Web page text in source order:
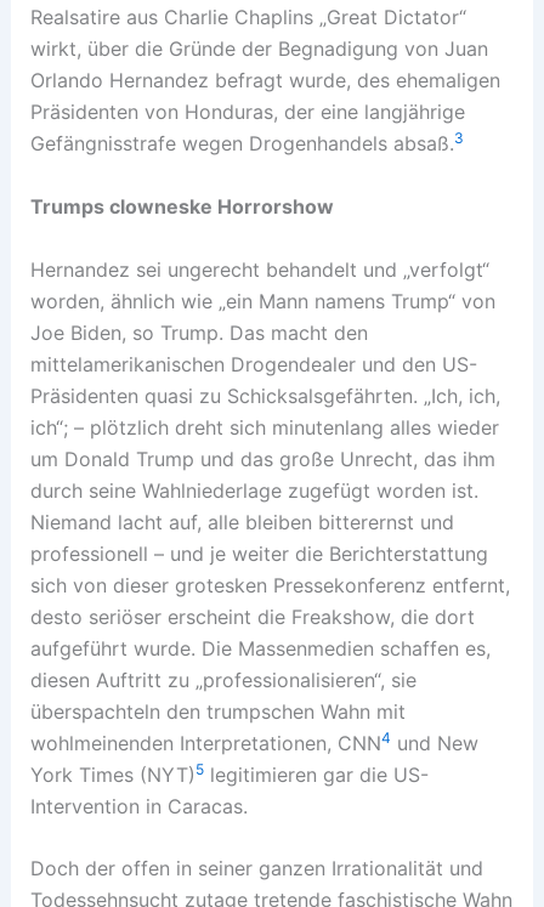
Realsatire aus Charlie Chaplins „Great Dictator“
wirkt, über die Gründe der Begnadigung von Juan
Orlando Hernandez befragt wurde, des ehemaligen
Präsidenten von Honduras, der eine langjährige
Gefängnisstrafe wegen Drogenhandels absaß.3
Trumps clowneske Horrorshow
Hernandez sei ungerecht behandelt und „verfolgt“
worden, ähnlich wie „ein Mann namens Trump“ von
Joe Biden, so Trump. Das macht den
mittelamerikanischen Drogendealer und den US-
Präsidenten quasi zu Schicksalsgefährten. „Ich, ich,
ich“; – plötzlich dreht sich minutenlang alles wieder
um Donald Trump und das große Unrecht, das ihm
durch seine Wahlniederlage zugefügt worden ist.
Niemand lacht auf, alle bleiben bitterernst und
professionell – und je weiter die Berichterstattung
sich von dieser grotesken Pressekonferenz entfernt,
desto seriöser erscheint die Freakshow, die dort
aufgeführt wurde. Die Massenmedien schaffen es,
diesen Auftritt zu „professionalisieren“, sie
überspachteln den trumpschen Wahn mit
wohlmeinenden Interpretationen, CNN4 und New
York Times (NYT) 5legitimieren gar die US-
Intervention in Caracas.
Doch der offen in seiner ganzen Irrationalität und
Todessehnsucht zutage tretende faschistische Wahn